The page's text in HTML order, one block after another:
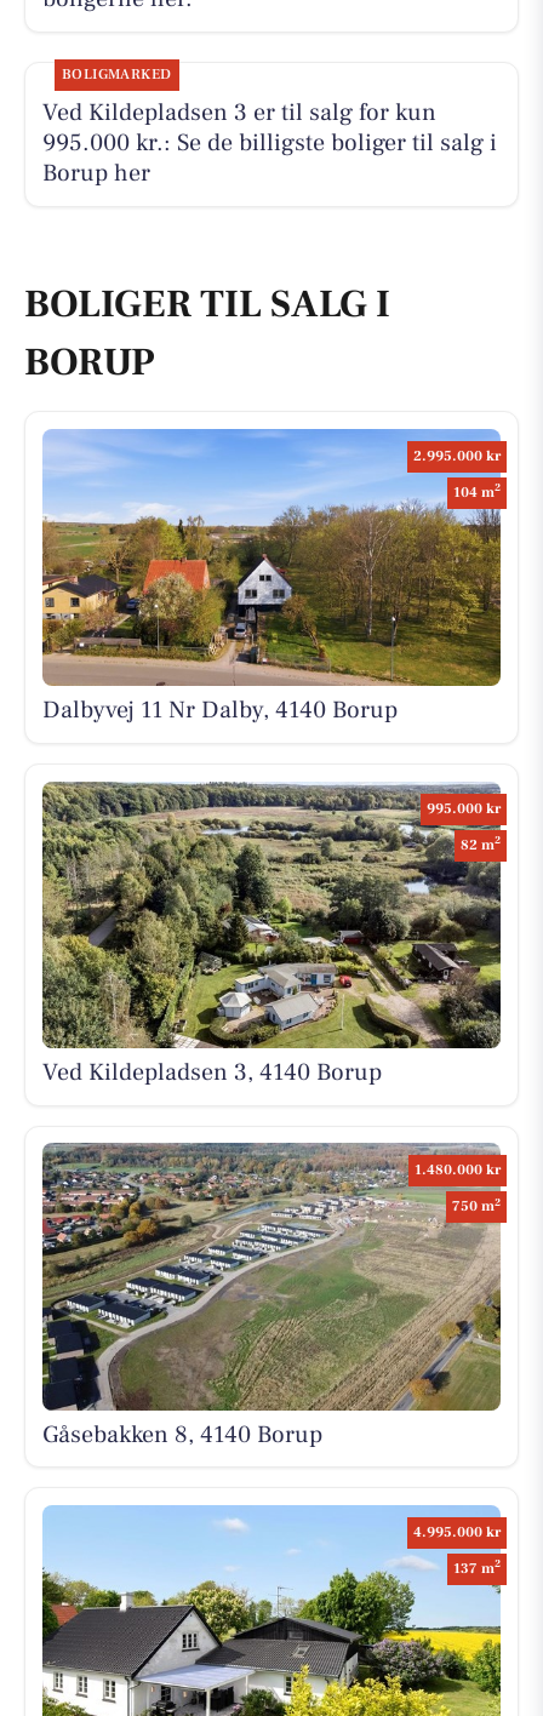
BOLIGMARKED
Ved Kildepladsen 3 er til salg for kun
995.000 kr.: Se de billigste boliger til salg i
Borup her
BOLIGER TIL SALG I
BORUP
2.995.000 kr
104 m2
Dalbyvej 11 Nr Dalby, 4140 Borup
995.000 kr
82 m2
Ved Kildepladsen 3, 4140 Borup
1.480.000 kr
750 m2
Gåsebakken 8, 4140 Borup
4.995.000 kr
137 m2